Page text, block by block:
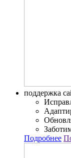
поддержка
Подробнее